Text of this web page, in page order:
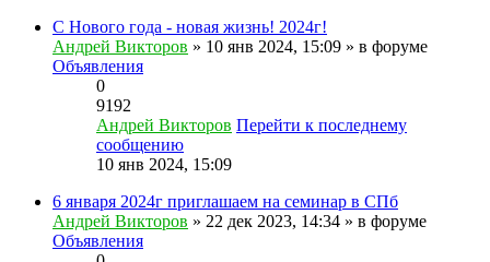
С Нового года - новая жизнь! 2024г!
Андрей Викторов » 10 янв 2024, 15:09 » в форуме
Объявления
0
9192
Андрей Викторов Перейти к последнему
сообщению
10 янв 2024, 15:09
6 января 2024г приглашаем на семинар в СПб
Андрей Викторов » 22 дек 2023, 14:34 » в форуме
Объявления